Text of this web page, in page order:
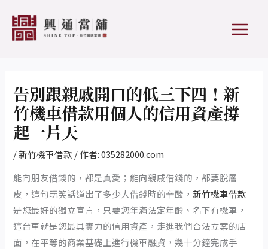
告別跟親戚開口的低三下四！新
竹機車借款用個人的信用資產撐
起一片天
/新竹機車借款 / 作者:035282000.com
能向朋友借錢的，都是真愛；能向親戚借錢的，都要脫層
皮，這句玩笑話道出了多少人借錢時的辛酸，新竹機車借款
是您最好的獨立宣言，只要您年滿法定年齡、名下有機車，
這台車就是您最具實力的信用資產，走進我們合法立案的店
面，在平等的商業基礎上進行機車融資，幾十分鐘完成手
navigation